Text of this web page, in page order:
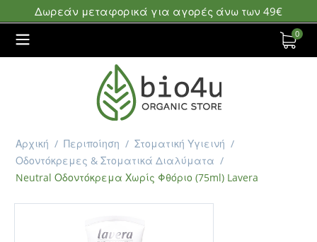
Δωρεάν μεταφορικά για αγορές άνω των 49€
0
Αρχική / Περιποίηση / Στοματική Υγιεινή /
Οδοντόκρεμες & Στοματικά Διαλύματα /
Neutral Οδοντόκρεμα Χωρίς Φθόριο (75ml) Lavera